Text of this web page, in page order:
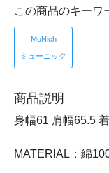
この商品のキーワ
MuNich
ミューニック
商品説明
身幅61 肩幅65.5
MATERIAL：綿